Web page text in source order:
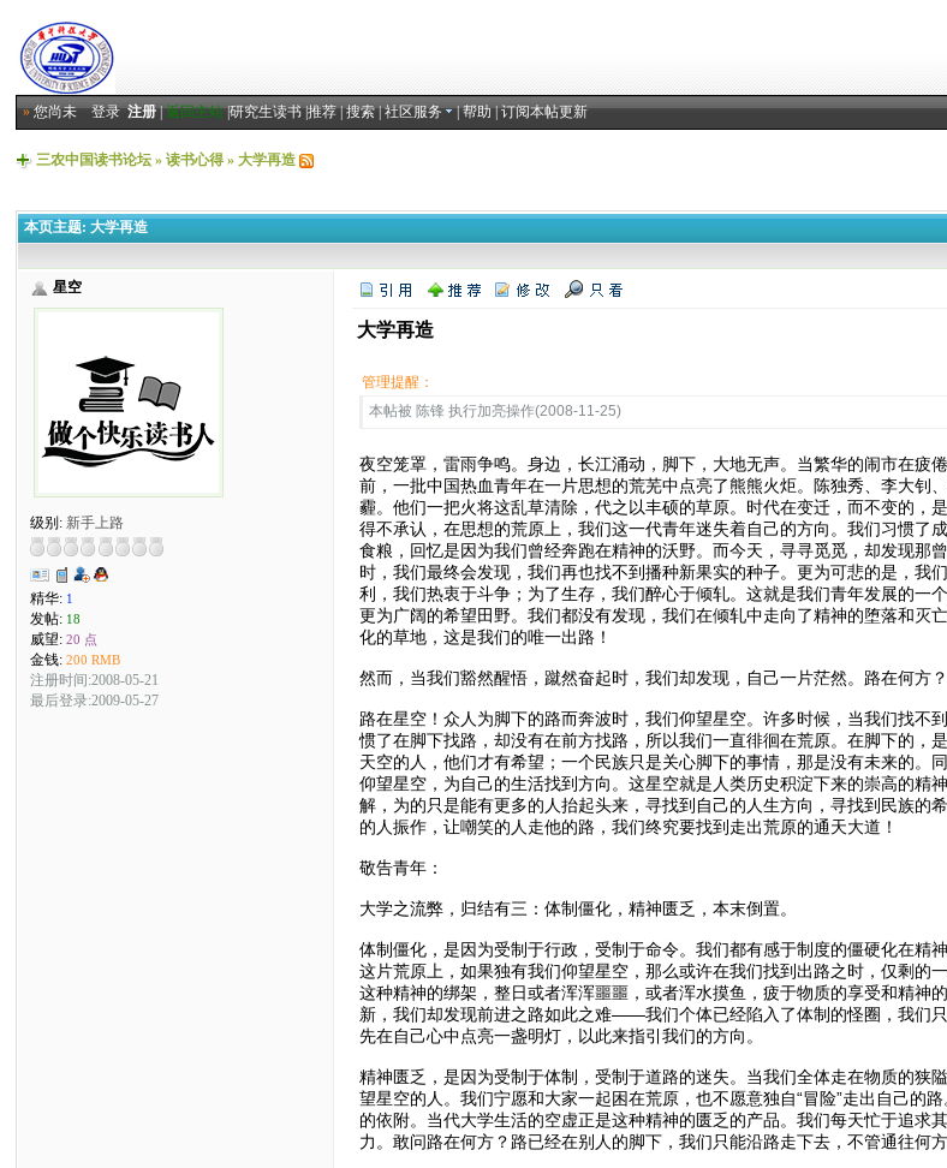
»您尚未登录 注册|返回主站|研究生读书|推荐|搜索|社区服务 |帮助|订阅本帖更新
三农中国读书论坛 »读书心得 »大学再造
本页主题: 大学再造
星空
级别: 新手上路
精华: 1
发帖: 18
威望:20 点
金钱:200 RMB
注册时间:2008-05-21
最后登录:2009-05-27
大学再造
管理提醒：
本帖被 陈锋 执行加亮操作(2008-11-25)
夜空笼罩，雷雨争鸣。身边，长江涌动，脚下，大地无声。当繁华的闹市在
前，一批中国热血青年在一片思想的荒芜中点亮了熊熊火炬。陈独秀、李大
霾。他们一把火将这乱草清除，代之以丰硕的草原。时代在变迁，而不变的
得不承认，在思想的荒原上，我们这一代青年迷失着自己的方向。我们习惯
食粮，回忆是因为我们曾经奔跑在精神的沃野。而今天，寻寻觅觅，却发现
时，我们最终会发现，我们再也找不到播种新果实的种子。更为可悲的是，
利，我们热衷于斗争；为了生存，我们醉心于倾轧。这就是我们青年发展的
更为广阔的希望田野。我们都没有发现，我们在倾轧中走向了精神的堕落和
化的草地，这是我们的唯一出路！
然而，当我们豁然醒悟，蹴然奋起时，我们却发现，自己一片茫然。路在何方？
路在星空！众人为脚下的路而奔波时，我们仰望星空。许多时候，当我们找
惯了在脚下找路，却没有在前方找路，所以我们一直徘徊在荒原。在脚下的
天空的人，他们才有希望；一个民族只是关心脚下的事情，那是没有未来的
仰望星空，为自己的生活找到方向。这星空就是人类历史积淀下来的崇高的
解，为的只是能有更多的人抬起头来，寻找到自己的人生方向，寻找到民族的
的人振作，让嘲笑的人走他的路，我们终究要找到走出荒原的通天大道！
敬告青年：
大学之流弊，归结有三：体制僵化，精神匮乏，本末倒置。
体制僵化，是因为受制于行政，受制于命令。我们都有感于制度的僵硬化在
这片荒原上，如果独有我们仰望星空，那么或许在我们找到出路之时，仅剩
这种精神的绑架，整日或者浑浑噩噩，或者浑水摸鱼，疲于物质的享受和精
新，我们却发现前进之路如此之难——我们个体已经陷入了体制的怪圈，我们
先在自己心中点亮一盏明灯，以此来指引我们的方向。
精神匮乏，是因为受制于体制，受制于道路的迷失。当我们全体走在物质的
望星空的人。我们宁愿和大家一起困在荒原，也不愿意独自“冒险”走出自己的
的依附。当代大学生活的空虚正是这种精神的匮乏的产品。我们每天忙于追
力。敢问路在何方？路已经在别人的脚下，我们只能沿路走下去，不管通往何